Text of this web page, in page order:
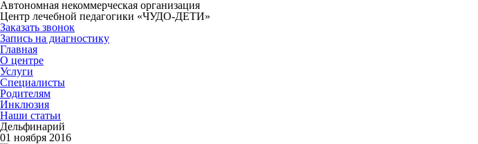
Автономная некоммерческая организация
Центр лечебной педагогики «ЧУДО-ДЕТИ»
Заказать звонок
Запись на диагностику
Главная
О центре
Услуги
Специалисты
Родителям
Инклюзия
Наши статьи
Дельфинарий
01 ноября 2016